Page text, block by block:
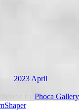
2023 April
Phoca Gallery